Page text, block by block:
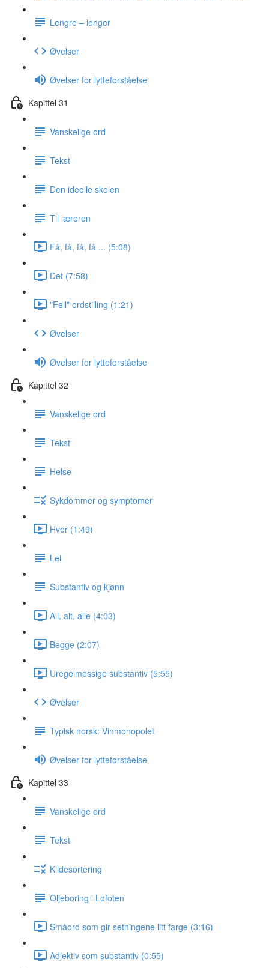
Lengre ‒ lenger
Øvelser
Øvelser for lytteforståelse
Kapittel 31
Vanskelige ord
Tekst
Den ideelle skolen
Til læreren
Få, få, få, få ... (5:08)
Det (7:58)
"Feil" ordstilling (1:21)
Øvelser
Øvelser for lytteforståelse
Kapittel 32
Vanskelige ord
Tekst
Helse
Sykdommer og symptomer
Hver (1:49)
Lei
Substantiv og kjønn
All, alt, alle (4:03)
Begge (2:07)
Uregelmessige substantiv (5:55)
Øvelser
Typisk norsk: Vinmonopolet
Øvelser for lytteforståelse
Kapittel 33
Vanskelige ord
Tekst
Kildesortering
Oljeboring i Lofoten
Småord som gir setningene litt farge (3:16)
Adjektiv som substantiv (0:55)